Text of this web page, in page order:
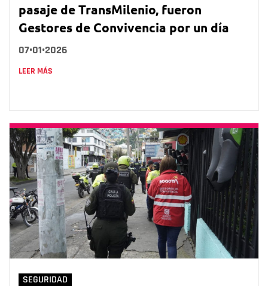
pasaje de TransMilenio, fueron
Gestores de Convivencia por un día
07•01•2026
LEER MÁS
SEGURIDAD